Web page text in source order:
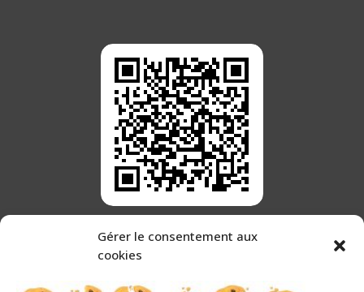
Gérer le consentement aux
cookies
Scannez ce QR code pour nous trouver sur Google Maps